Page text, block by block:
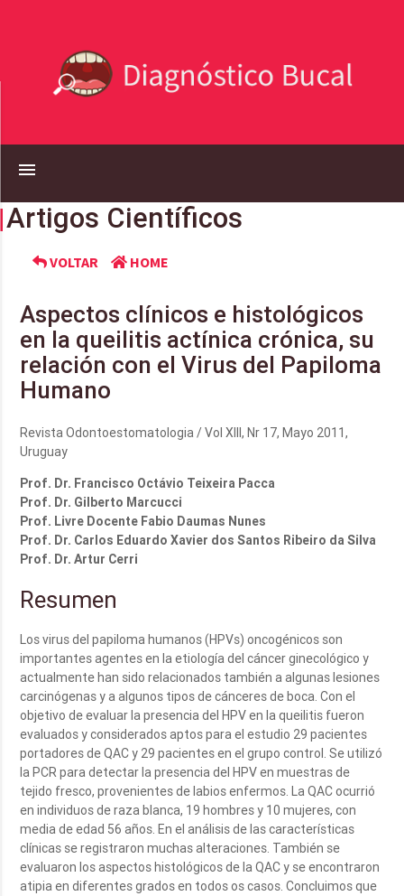
menu
Artigos Científicos
VOLTAR HOME
Aspectos clínicos e histológicos
en la queilitis actínica crónica, su
relación con el Virus del Papiloma
Humano
Revista Odontoestomatologia / Vol XIII, Nr 17, Mayo 2011,
Uruguay
Prof. Dr. Francisco Octávio Teixeira Pacca
Prof. Dr. Gilberto Marcucci
Prof. Livre Docente Fabio Daumas Nunes
Prof. Dr. Carlos Eduardo Xavier dos Santos Ribeiro da Silva
Prof. Dr. Artur Cerri
Resumen
Los virus del papiloma humanos (HPVs) oncogénicos son
importantes agentes en la etiología del cáncer ginecológico y
actualmente han sido relacionados también a algunas lesiones
carcinógenas y a algunos tipos de cánceres de boca. Con el
objetivo de evaluar la presencia del HPV en la queilitis fueron
evaluados y considerados aptos para el estudio 29 pacientes
portadores de QAC y 29 pacientes en el grupo control. Se utilizó
la PCR para detectar la presencia del HPV en muestras de
tejido fresco, provenientes de labios enfermos. La QAC ocurrió
en individuos de raza blanca, 19 hombres y 10 mujeres, con
media de edad 56 años. En el análisis de las características
clínicas se registraron muchas alteraciones. También se
evaluaron los aspectos histológicos de la QAC y se encontraron
atipia en diferentes grados en todos os casos. Concluimos que